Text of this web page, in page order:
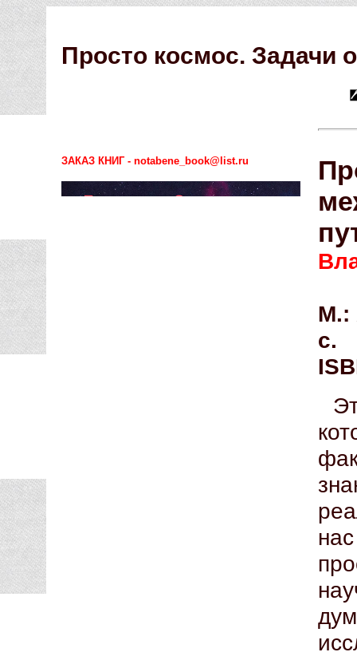
Просто космос. Задачи
ЗАКАЗ КНИГ - notabene_book@list.ru
М.:
с.